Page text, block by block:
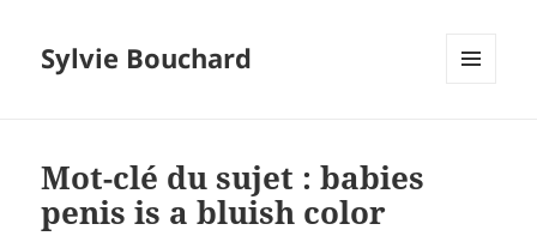
Sylvie Bouchard
Mot-clé du sujet : babies
penis is a bluish color